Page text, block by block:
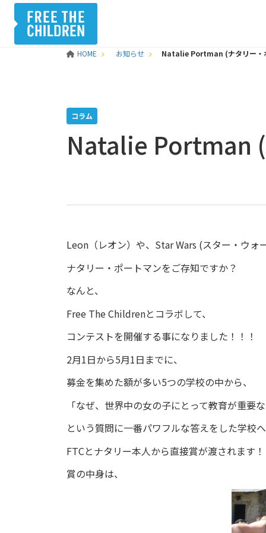
HOME お知らせ Natalie Portman (ナタリー・
コラム
Natalie Portman
Leon（レオン）や、Star Wars (スター・ウォ
ナタリー・ポートマンをご存知ですか？
なんと、
Free The Childrenとコラボして、
コンテストを開催する事になりました！！！
2月1日から5月1日までに、
募金を集めた額が多い5つの学校の中から、
「なぜ、世界中の女の子にとって教育が重要
という質問に一番パワフルな答えをした学校
FTCとナタリー本人から直接賞が渡されます！
賞の中身は、